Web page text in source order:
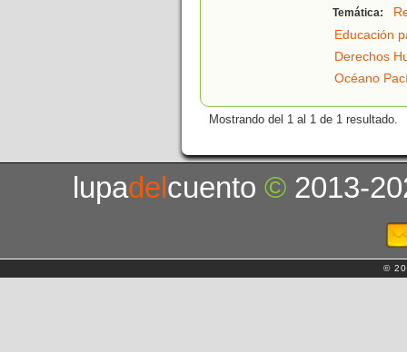
Temática:
Educación
Derechos
Océano
Mostrando del 1 al 1 de 1 resultado.
lupadelcuento© 2013-
©